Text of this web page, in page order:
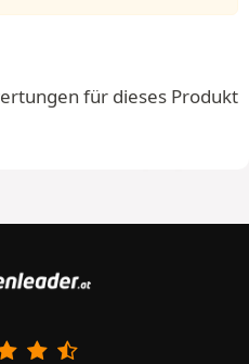
für dieses Produkt